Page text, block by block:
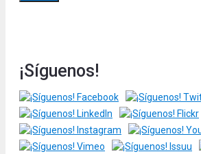
¡Síguenos!